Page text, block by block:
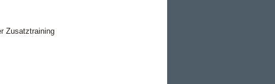
Zusatztraining